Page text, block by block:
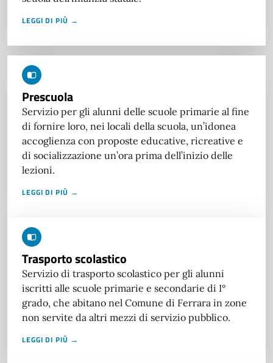
LEGGI DI PIÙ →
Prescuola
Servizio per gli alunni delle scuole primarie al fine
di fornire loro, nei locali della scuola, un’idonea
accoglienza con proposte educative, ricreative e
di socializzazione un’ora prima dell’inizio delle
lezioni.
LEGGI DI PIÙ →
Trasporto scolastico
Servizio di trasporto scolastico per gli alunni
iscritti alle scuole primarie e secondarie di I°
grado, che abitano nel Comune di Ferrara in zone
non servite da altri mezzi di servizio pubblico.
LEGGI DI PIÙ →